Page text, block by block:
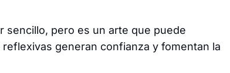
sencillo, pero es un arte que puede
generan confianza y fomentan la